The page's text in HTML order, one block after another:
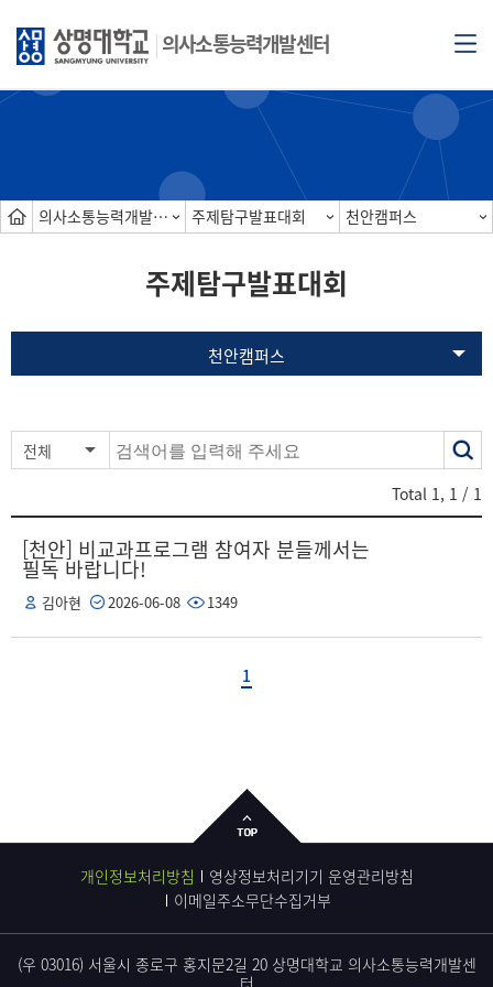
의사소통능력개발센터
의사소통능력개발경진대회 주제탐구발표대회 천안캠퍼스
주제탐구발표대회
천안캠퍼스
전체
Total 1, 1 / 1
[천안] 비교과프로그램 참여자 분들께서는
필독 바랍니다!
김아현 2026-06-08 1349
1
개인정보처리방침
영상정보처리기기 운영관리방침
이메일주소무단수집거부
(우 03016) 서울시 종로구 홍지문2길 20 상명대학교 의사소통능력개발센
터